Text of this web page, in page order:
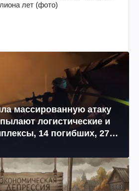
лет (фото)
массированную атаку
логистические и
14 погибших, 27
видео)